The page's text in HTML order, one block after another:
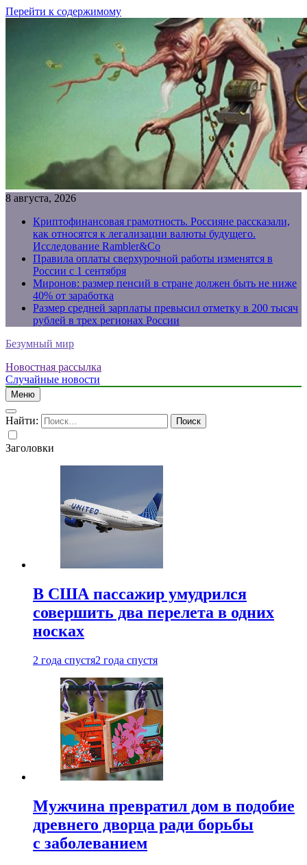
Перейти к содержимому
8 августа, 2026
Криптофинансовая грамотность. Россияне рассказали,
как относятся к легализации валюты будущего.
Исследование Rambler&Co
Правила оплаты сверхурочной работы изменятся в
России с 1 сентября
Миронов: размер пенсий в стране должен быть не ниже
40% от заработка
Размер средней зарплаты превысил отметку в 200 тысяч
рублей в трех регионах России
Безумный мир
Новостная рассылка
Случайные новости
Меню
Найти:
Заголовки
В США пассажир умудрился
совершить два перелета в одних
носках
2 года спустя2 года спустя
Мужчина превратил дом в подобие
древнего дворца ради борьбы
с заболеванием